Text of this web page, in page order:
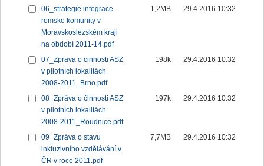
06_strategie integrace
romske komunity v
Moravskoslezském kraji
na období 2011-14.pdf
1,2MB 29.4.2016 10:32
07_Zprava o cinnosti ASZ
v pilotních lokalitách
2008-2011_Brno.pdf
198k 29.4.2016 10:32
08_Zpráva o činnosti ASZ
v pilotních lokalitách
2008-2011_Roudnice.pdf
197k 29.4.2016 10:32
09_Zpráva o stavu
inkluzivního vzdělávání v
ČR v roce 2011.pdf
7,7MB 29.4.2016 10:32